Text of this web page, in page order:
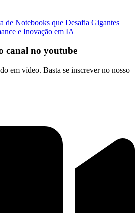
de Notebooks que Desafia Gigantes
e Inovação em IA
canal no youtube
em vídeo. Basta se inscrever no nosso